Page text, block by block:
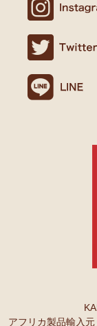
アフリカ製品輸入